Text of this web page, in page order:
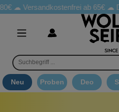
☁ Versandkostenfrei ab 65€☁ Deo
Neu Proben Deo